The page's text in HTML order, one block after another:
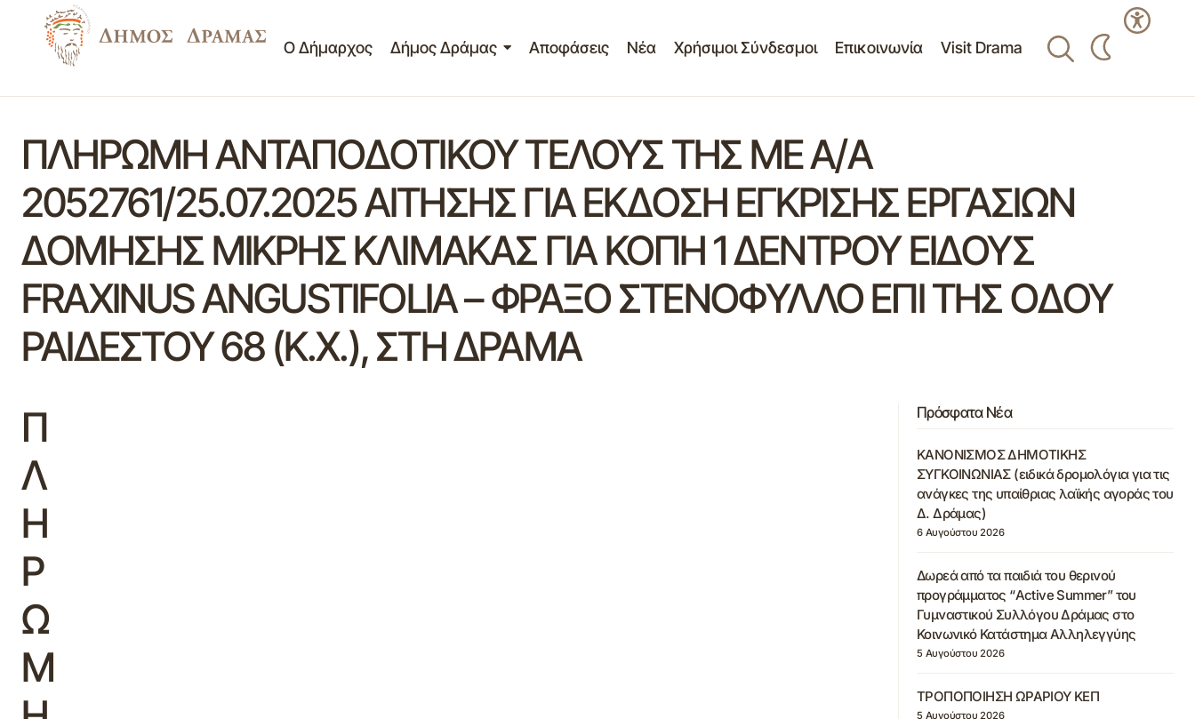
Ο Δήμαρχος Δήμος Δράμας Αποφάσεις Νέα Χρήσιμοι Σύνδεσμοι Επικοινωνία Visit Drama
ΠΛΗΡΩΜΗ ΑΝΤΑΠΟΔΟΤΙΚΟΥ ΤΕΛΟΥΣ ΤΗΣ ΜΕ Α/Α
2052761/25.07.2025 ΑΙΤΗΣΗΣ ΓΙΑ ΕΚΔΟΣΗ ΕΓΚΡΙΣΗΣ ΕΡΓΑΣΙΩΝ
ΔΟΜΗΣΗΣ ΜΙΚΡΗΣ ΚΛΙΜΑΚΑΣ ΓΙΑ ΚΟΠΗ 1 ΔΕΝΤΡΟΥ ΕΙΔΟΥΣ
FRAXINUS ANGUSTIFOLIA – ΦΡΑΞΟ ΣΤΕΝΟΦΥΛΛΟ ΕΠΙ ΤΗΣ ΟΔΟΥ
ΡΑΙΔΕΣΤΟΥ 68 (Κ.Χ.), ΣΤΗ ΔΡΑΜΑ
Π
Λ
Η
Ρ
Ω
Μ
Πρόσφατα Νέα
ΚΑΝΟΝΙΣΜΟΣ ΔΗΜΟΤΙΚΗΣ
ΣΥΓΚΟΙΝΩΝΙΑΣ (ειδικά δρομολόγια για τις
ανάγκες της υπαίθριας λαϊκής αγοράς του
Δ. Δράμας)
6 Αυγούστου 2026
Δωρεά από τα παιδιά του θερινού
προγράμματος “Active Summer” του
Γυμναστικού Συλλόγου Δράμας στο
Κοινωνικό Κατάστημα Αλληλεγγύης
5 Αυγούστου 2026
ΤΡΟΠΟΠΟΙΗΣΗ ΩΡΑΡΙΟΥ ΚΕΠ
5 Αυγούστου 2026